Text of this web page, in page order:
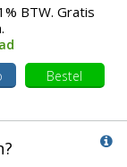
BTW. Gratis
Bestel